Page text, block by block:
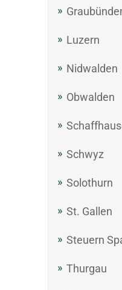
Luzern
Nidwalden
Obwalden
Schwyz
Solothurn
St. Gallen
Steuern
Thurgau